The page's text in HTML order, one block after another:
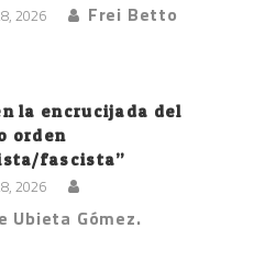
2026 Frei Betto
la encrucijada del
orden
fascista”
2026
Ubieta Gómez.